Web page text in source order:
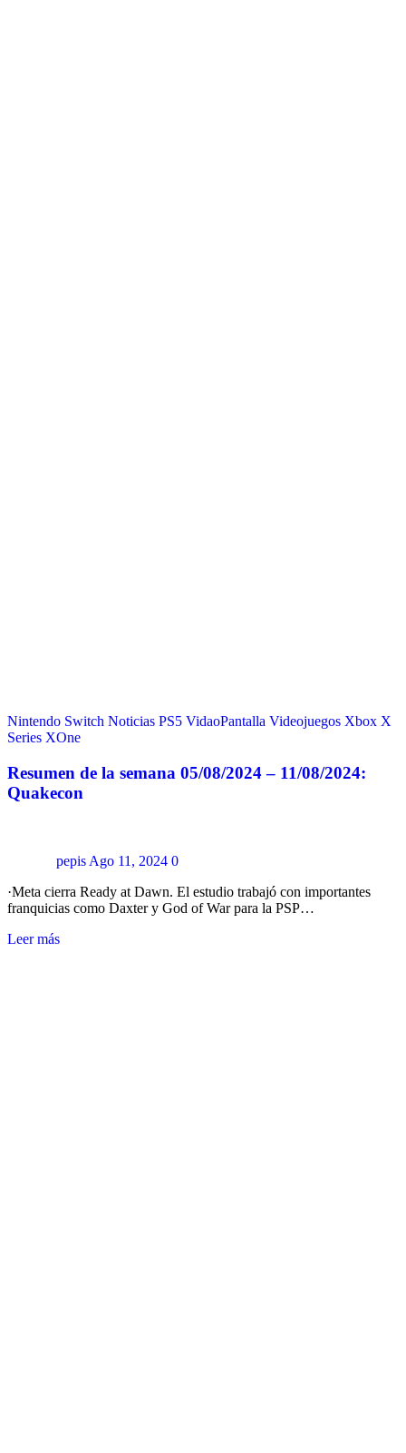
Nintendo Switch Noticias PS5 VidaoPantalla Videojuegos Xbox X
Series XOne
Resumen de la semana 05/08/2024 – 11/08/2024:
Quakecon
pepis Ago 11, 2024 0
·Meta cierra Ready at Dawn. El estudio trabajó con importantes
franquicias como Daxter y God of War para la PSP…
Leer más